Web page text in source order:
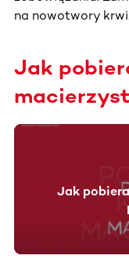
na nowotwory krwi.
Jak
Jak